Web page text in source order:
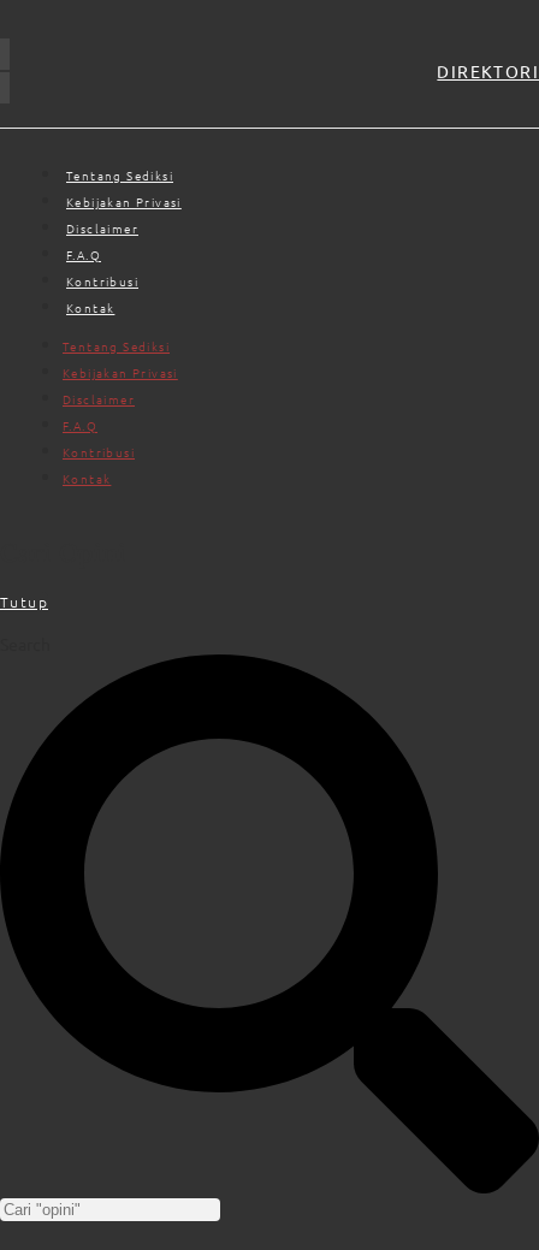
DIREKTORI
Tentang Sediksi
Kebijakan Privasi
Disclaimer
F.A.Q
Kontribusi
Kontak
Tentang Sediksi
Kebijakan Privasi
Disclaimer
F.A.Q
Kontribusi
Kontak
Tutup